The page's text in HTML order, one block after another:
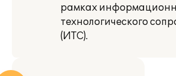
рамках
технологического
(ИТС).